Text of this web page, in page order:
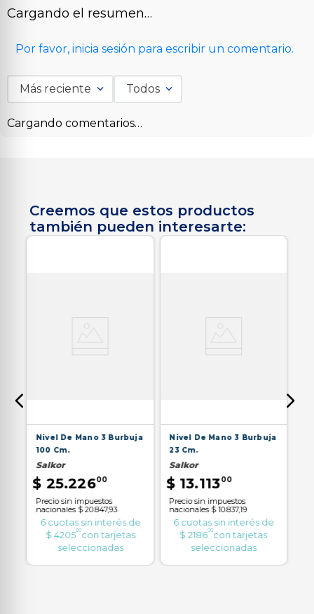
Cargando el resumen…
Por favor, inicia sesión para escribir un comentario.
Más reciente Todos
Cargando comentarios…
Creemos que estos productos
también pueden interesarte:
Nivel De Mano 3 Burbuja
100 Cm.
Salkor
$ 25.22600
Precio sin impuestos
nacionales $ 20.847,93
6cuotas sin interés de
$ 420500con tarjetas
seleccionadas
Nivel De Mano 3 Burbuja
23 Cm.
Salkor
$ 13.11300
Precio sin impuestos
nacionales $ 10.837,19
6cuotas sin interés de
$ 218600con tarjetas
seleccionadas